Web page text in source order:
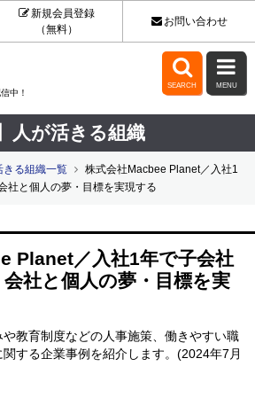
新規会員登録
（無料）
お問い合わせ
中！

SEARCH

MENU
人が活きる組織
きる組織一覧
株式会社Macbee Planet／入社1
社と個人の夢・目標を実現する
Planet／入社1年で子会社
社と個人の夢・目標を実
教育制度などの人事施策、働きやすい職
する企業事例を紹介します。(2024年7月